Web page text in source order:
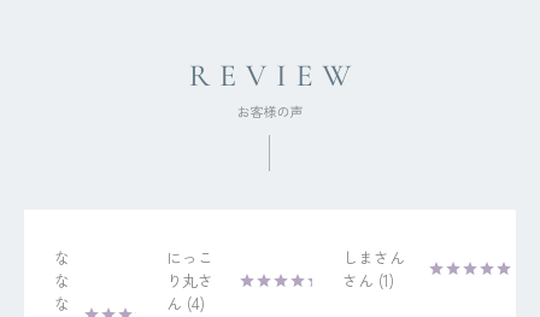
な
な
な
にっこ
り丸
4
しまさん
1